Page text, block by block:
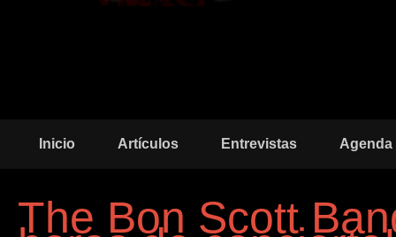
Inicio Artículos Entrevistas Agenda
The Bon Scott